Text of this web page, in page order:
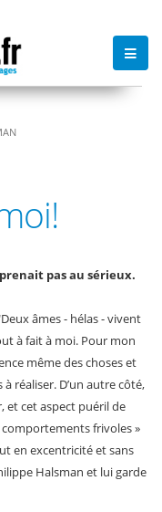
pas au sérieux.
âmes - hélas - vivent
à fait à moi. Pour mon
même des choses et
réaliser. D’un autre côté,
et cet aspect puéril de
frivoles »
en excentricité et sans
Halsman et lui garde